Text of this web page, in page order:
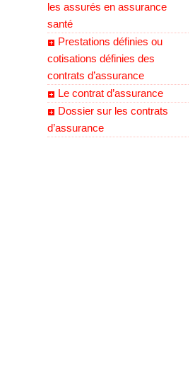
les assurés en assurance
santé
Prestations définies ou
cotisations définies des
contrats d’assurance
Le contrat d’assurance
Dossier sur les contrats
d’assurance